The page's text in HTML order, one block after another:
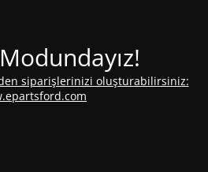
siparişlerinizi oluşturabilirsiniz: